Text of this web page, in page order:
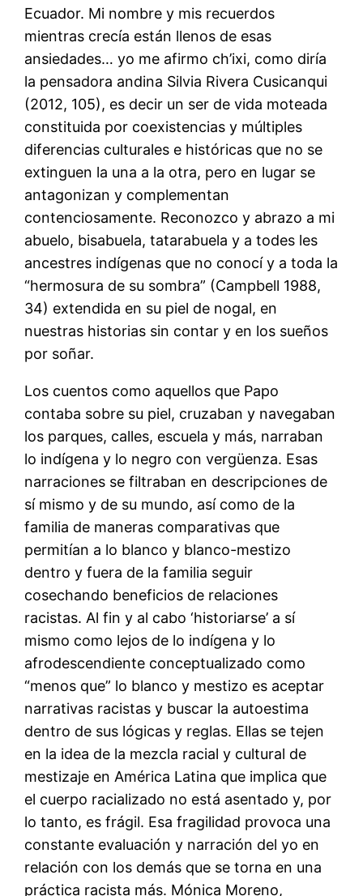
Ecuador. Mi nombre y mis recuerdos
mientras crecía están llenos de esas
ansiedades… yo me afirmo ch’ixi, como diría
la pensadora andina Silvia Rivera Cusicanqui
(2012, 105), es decir un ser de vida moteada
constituida por coexistencias y múltiples
diferencias culturales e históricas que no se
extinguen la una a la otra, pero en lugar se
antagonizan y complementan
contenciosamente. Reconozco y abrazo a mi
abuelo, bisabuela, tatarabuela y a todes les
ancestres indígenas que no conocí y a toda la
“hermosura de su sombra” (Campbell 1988,
34) extendida en su piel de nogal, en
nuestras historias sin contar y en los sueños
por soñar.
Los cuentos como aquellos que Papo
contaba sobre su piel, cruzaban y navegaban
los parques, calles, escuela y más, narraban
lo indígena y lo negro con vergüenza. Esas
narraciones se filtraban en descripciones de
sí mismo y de su mundo, así como de la
familia de maneras comparativas que
permitían a lo blanco y blanco-mestizo
dentro y fuera de la familia seguir
cosechando beneficios de relaciones
racistas. Al fin y al cabo ‘historiarse’ a sí
mismo como lejos de lo indígena y lo
afrodescendiente conceptualizado como
“menos que” lo blanco y mestizo es aceptar
narrativas racistas y buscar la autoestima
dentro de sus lógicas y reglas. Ellas se tejen
en la idea de la mezcla racial y cultural de
mestizaje en América Latina que implica que
el cuerpo racializado no está asentado y, por
lo tanto, es frágil. Esa fragilidad provoca una
constante evaluación y narración del yo en
relación con los demás que se torna en una
práctica racista más. Mónica Moreno,